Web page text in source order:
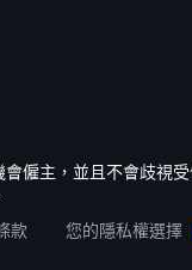
僱主，並且不會歧視
款 您的隱私權選擇